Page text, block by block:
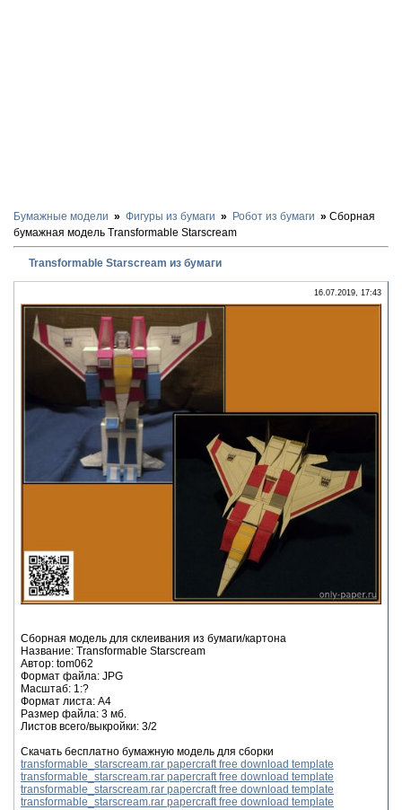
Бумажные модели Фигуры из бумаги Робот из бумаги
Сборная
бумажная модель Transformable Starscream
Transformable Starscream из бумаги
16.07.2019, 17:43
Сборная модель для склеивания из бумаги/картона
Название: Transformable Starscream
Автор: tom062
Формат файла: JPG
Масштаб: 1:?
Формат листа: А4
Размер файла: 3 мб.
Листов всего/выкройки: 3/2
Скачать бесплатно бумажную модель для сборки
transformable_starscream.rar papercraft free download template
transformable_starscream.rar papercraft free download template
transformable_starscream.rar papercraft free download template
transformable_starscream.rar papercraft free download template